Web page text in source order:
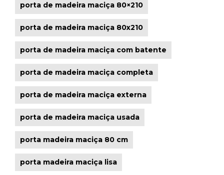
porta de madeira maciça 80×210
porta de madeira maciça 80x210
porta de madeira maciça com batente
porta de madeira maciça completa
porta de madeira maciça externa
porta de madeira maciça usada
porta madeira maciça 80 cm
porta madeira maciça lisa